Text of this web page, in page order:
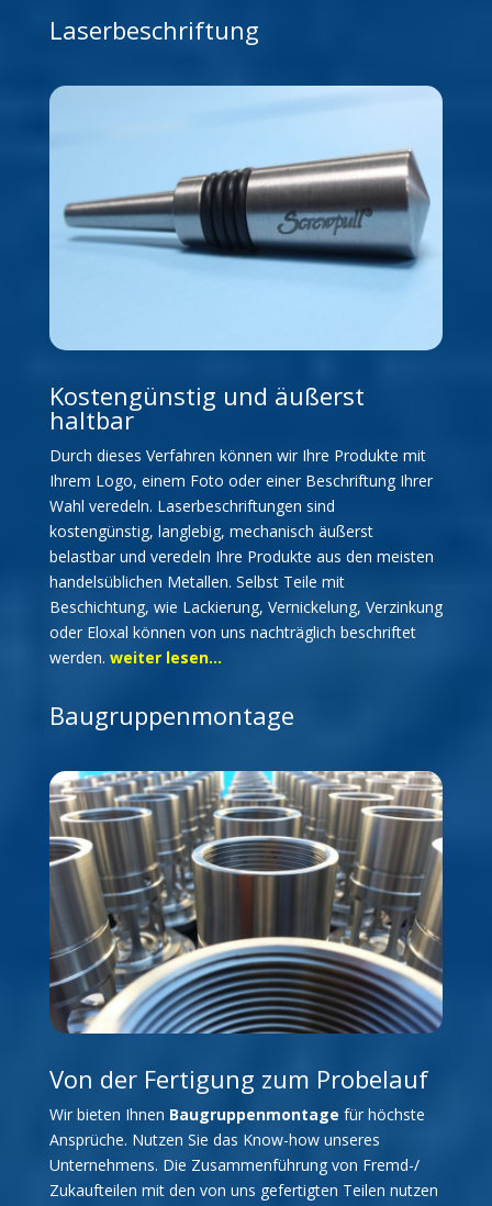
Laserbeschriftung
Kostengünstig und äußerst
haltbar
Durch dieses Verfahren können wir Ihre Produkte mit
Ihrem Logo, einem Foto oder einer Beschriftung Ihrer
Wahl veredeln. Laserbeschriftungen sind
kostengünstig, langlebig, mechanisch äußerst
belastbar und veredeln Ihre Produkte aus den meisten
handelsüblichen Metallen. Selbst Teile mit
Beschichtung, wie Lackierung, Vernickelung, Verzinkung
oder Eloxal können von uns nachträglich beschriftet
werden. weiter lesen…
Baugruppenmontage
Von der Fertigung zum Probelauf
Wir bieten Ihnen Baugruppenmontage für höchste
Ansprüche. Nutzen Sie das Know-how unseres
Unternehmens. Die Zusammenführung von Fremd-/
Zukaufteilen mit den von uns gefertigten Teilen nutzen